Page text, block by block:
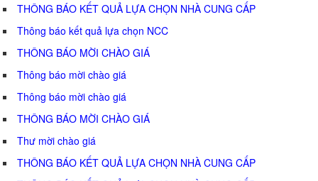
THÔNG BÁO KẾT QUẢ LỰA CHỌN NHÀ CUNG CẤP
Thông báo kết quả lựa chọn NCC
THÔNG BÁO MỜI CHÀO GIÁ
Thông báo mời chào giá
Thông báo mời chào giá
THÔNG BÁO MỜI CHÀO GIÁ
Thư mời chào giá
THÔNG BÁO KẾT QUẢ LỰA CHỌN NHÀ CUNG CẤP